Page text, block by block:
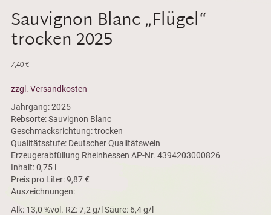
Sauvignon Blanc „Flügel“
trocken 2025
7,40€
zzgl. Versandkosten
Jahrgang: 2025
Rebsorte: Sauvignon Blanc
Geschmacksrichtung: trocken
Qualitätsstufe: Deutscher Qualitätswein
Erzeugerabfüllung Rheinhessen AP-Nr. 4394203000826
Inhalt: 0,75 l
Preis pro Liter: 9,87 €
Auszeichnungen:
Alk: 13,0 %vol. RZ: 7,2 g/l Säure: 6,4 g/l